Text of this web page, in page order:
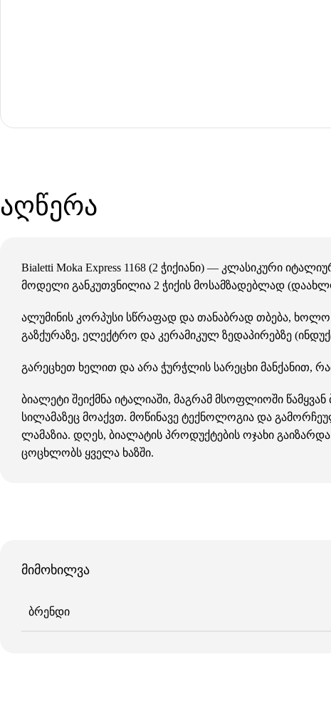
აღწერა
Bialetti Moka Express 1168 (2 ჭიქიანი) — კლასიკური
მოდელი განკუთვნილია 2 ჭიქის მოსამზადებლად
ალუმინის კორპუსი სწრაფად და თანაბრად თბება,
გაზქურაზე, ელექტრო და კერამიკულ ზედაპირებზე
გარეცხეთ ხელით და არა ჭურჭლის სარეცხი მანქანით,
ბიალეტი შეიქმნა იტალიაში, მაგრამ მსოფლიოში
სილამაზეც მოაქვთ. მოწინავე ტექნოლოგია და
ლამაზია. დღეს, ბიალატის პროდუქტების ოჯახი
ცოცხლობს ყველა ხაზში.
მიმოხილვა
ᲑᲠᲔᲜᲓᲘ